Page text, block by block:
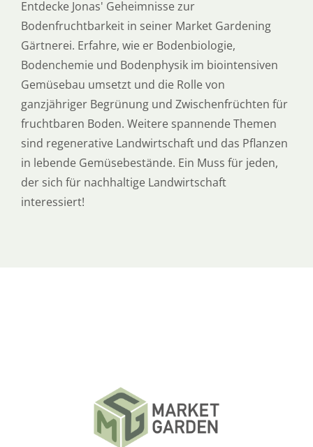
Entdecke Jonas' Geheimnisse zur
Bodenfruchtbarkeit in seiner Market Gardening
Gärtnerei. Erfahre, wie er Bodenbiologie,
Bodenchemie und Bodenphysik im biointensiven
Gemüsebau umsetzt und die Rolle von
ganzjähriger Begrünung und Zwischenfrüchten für
fruchtbaren Boden. Weitere spannende Themen
sind regenerative Landwirtschaft und das Pflanzen
in lebende Gemüsebestände. Ein Muss für jeden,
der sich für nachhaltige Landwirtschaft
interessiert!